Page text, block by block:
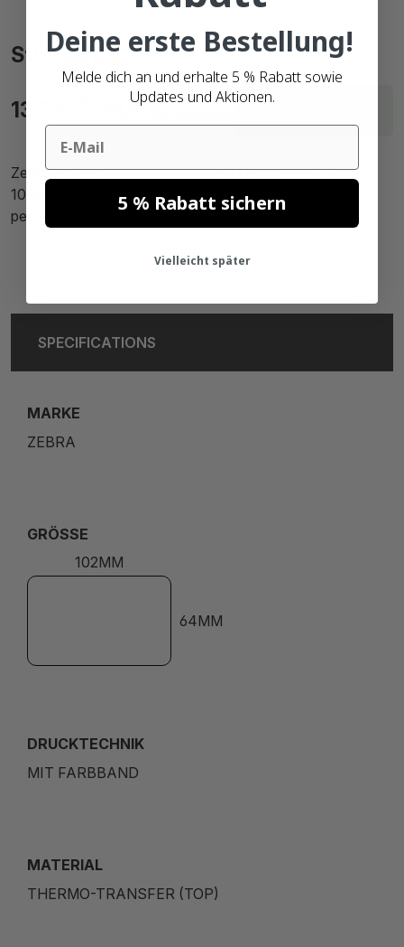
Stückpreis
86€
13,
Lieferzeit innerhalb
Zebra Z-Select 2000t (3007206-T) kompatibel, Top,
102mm x 64mm, 1100 Etiketten, 25mm Kern, weiß,
permanent
SPECIFICATIONS
MARKE
ZEBRA
GRÖSSE
102MM
64MM
DRUCKTECHNIK
MIT FARBBAND
MATERIAL
THERMO-TRANSFER (TOP)
Deine erste Bestellung!
Melde dich an und erhalte 5 % Rabatt sowie
Updates und Aktionen.
Email
5 % Rabatt sichern
Vielleicht später